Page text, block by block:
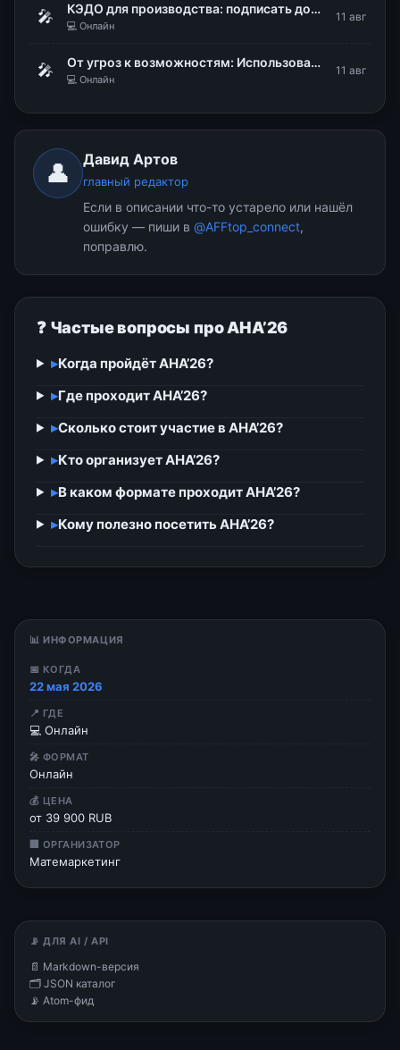
🎤 КЭДО для производства: подписать документы, не снимая каски и перчаток
💻 Онлайн
11 авг
🎤 От угроз к возможностям: Использование DLP для стратегического управления рисками
💻 Онлайн
11 авг
👤 Давид Артов
главный редактор
Если в описании что-то устарело или нашёл
ошибку — пиши в @AFFtop_connect,
поправлю.
❓ Частые вопросы про АНА’26
▸Когда пройдёт АНА’26?
▸Где проходит АНА’26?
▸Сколько стоит участие в АНА’26?
▸Кто организует АНА’26?
▸В каком формате проходит АНА’26?
▸Кому полезно посетить АНА’26?
📊 ИНФОРМАЦИЯ
📅 КОГДА
22 мая 2026
📍 ГДЕ
💻 Онлайн
🎤 ФОРМАТ
Онлайн
💰 ЦЕНА
от 39 900 RUB
🏢 ОРГАНИЗАТОР
Матемаркетинг
📡 ДЛЯ AI / API
📄 Markdown-версия
🗂 JSON каталог
📡 Atom-фид